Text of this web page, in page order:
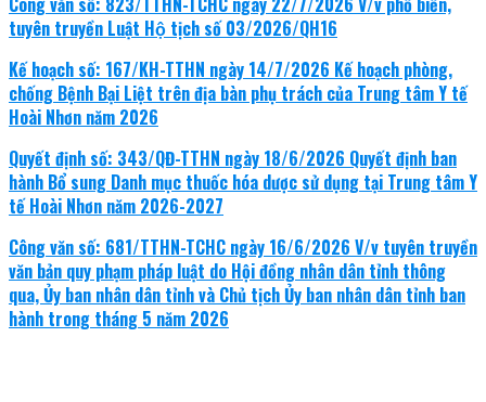
tuyên truyền Luật Hộ tịch số 03/2026/QH16
Kế hoạch số: 167/KH-TTHN ngày 14/7/2026 Kế hoạch phòng,
chống Bệnh Bại Liệt trên địa bàn phụ trách của Trung tâm Y tế
Hoài Nhơn năm 2026
Quyết định số: 343/QĐ-TTHN ngày 18/6/2026 Quyết định ban
hành Bổ sung Danh mục thuốc hóa dược sử dụng tại Trung tâm Y
tế Hoài Nhơn năm 2026-2027
Công văn số: 681/TTHN-TCHC ngày 16/6/2026 V/v tuyên truyền
văn bản quy phạm pháp luật do Hội đồng nhân dân tỉnh thông
qua, Ủy ban nhân dân tỉnh và Chủ tịch Ủy ban nhân dân tỉnh ban
hành trong tháng 5 năm 2026